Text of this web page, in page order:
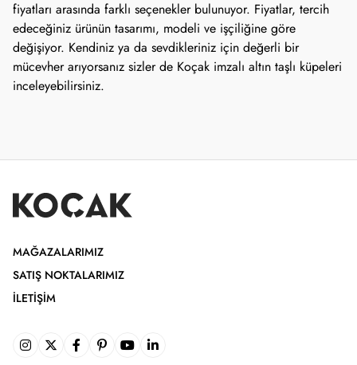
fiyatları arasında farklı seçenekler bulunuyor. Fiyatlar, tercih
edeceğiniz ürünün tasarımı, modeli ve işçiliğine göre
değişiyor. Kendiniz ya da sevdikleriniz için değerli bir
mücevher arıyorsanız sizler de Koçak imzalı altın taşlı küpeleri
inceleyebilirsiniz.
MAĞAZALARIMIZ
SATIŞ NOKTALARIMIZ
İLETIŞIM